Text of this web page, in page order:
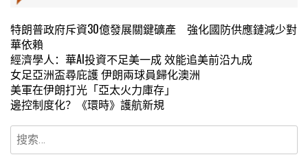
特朗普政府斥資30億發展關鍵礦產 強化國防供應鏈減少對
華依賴
經濟學人：華AI投資不足美一成 效能追美前沿九成
女足亞洲盃尋庇護 伊朗兩球員歸化澳洲
美軍在伊朗打光「亞太火力庫存」
邊控制度化？《環時》護航新規
搜
索：